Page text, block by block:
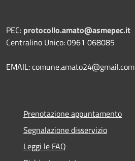
PEC: protocollo.amato@asmepec.it
Centralino Unico: 0961 068085
EMAIL: comune.amato24@gmail.com
Prenotazione appuntamento
Segnalazione disservizio
Leggi le FAQ